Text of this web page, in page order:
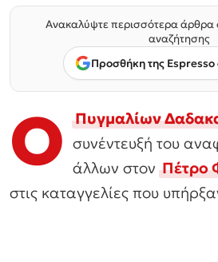
Ανακαλύψτε περισσότερα άρθρα
αναζήτησης
Προσθήκη της Espresso
Ο Πυγμαλίων
συνέντευξή του
άλλων στονΠέτρο
στις καταγγελίες που